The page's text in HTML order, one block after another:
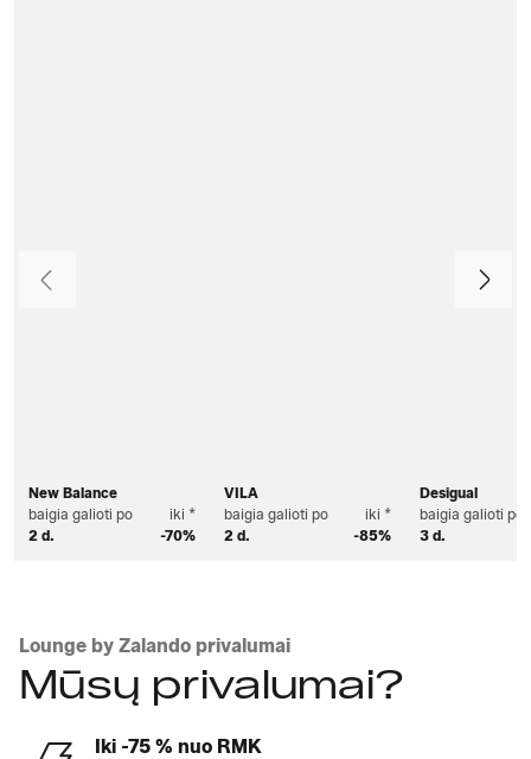
New Balance
baigia galioti po
2 d.
iki *
-70%
VILA
baigia galioti po
2 d.
iki *
-85%
Desigual
baigia galioti po
3 d.
Ankstesnis Toliau
Lounge by Zalando privalumai
Mūsų privalumai?
Iki -75 % nuo RMK